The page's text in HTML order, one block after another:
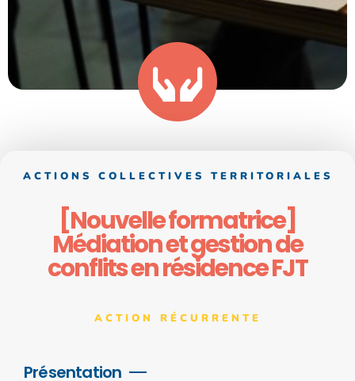
ACTIONS COLLECTIVES TERRITORIALES
[Nouvelle formatrice]
Médiation et gestion de
conflits en résidence FJT
ACTION RÉCURRENTE
Présentation